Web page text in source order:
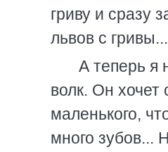
гриву и сразу
львов с
А теперь я
волк. Он хочет
маленького,
много зубов...